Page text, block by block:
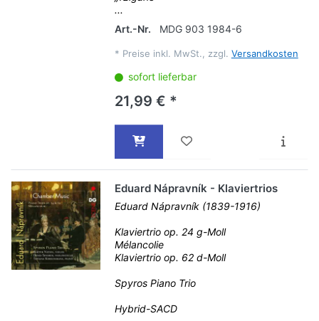
...
Art.-Nr.
MDG 903 1984-6
* Preise inkl. MwSt., zzgl. Versandkosten
sofort lieferbar
21,99 € *
Eduard Nápravník - Klaviertrios
Eduard Nápravník (1839-1916)
Klaviertrio op. 24 g-Moll
Mélancolie
Klaviertrio op. 62 d-Moll
Spyros Piano Trio
Hybrid-SACD